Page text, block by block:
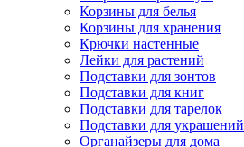
Корзины для белья
Корзины для хранения
Крючки настенные
Лейки для растений
Подставки для зонтов
Подставки для книг
Подставки для тарелок
Подставки для украшений
Органайзеры для дома